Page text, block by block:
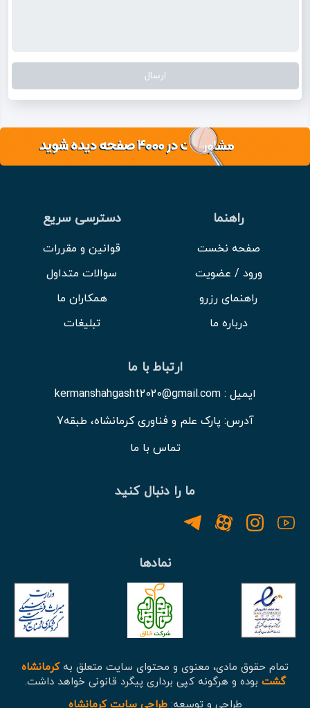
راهنما
صفحه نخست
ورود / عضویت
راهنمای رزرو
درباره ما
دسترسی سریع
قوانین و مقررات
سوالات متداول
همکاران ما
تبلیغات
ارتباط با ما
ایمیل : kermanshahgasht2020@gmail.com
آدرس: پارک علم و فناوری کرمانشاه، طبقه7
تماس با ما
ما را دنبال کنید
نمادها
تمام حقوق مادی، معنوی و محتوای سایت متعلق بهکرمانشاه
گشت بوده و هرگونه کپی برداری پیگرد قانونی خواهد داشت.
طراحی و توسعه:طراحی سایت کرمانشاه